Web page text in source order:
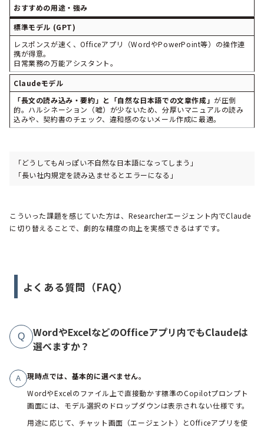
おすすめの用途・強み
標準モデル (GPT)
レスポンスが速く、Officeアプリ（WordやPowerPoint等）の操作連
携が得意。
日常業務の万能アシスタント。
Claudeモデル
「長文の読み込み・要約」と「自然な日本語での文章作成」が圧倒
的。ハルシネーション（嘘）が少ないため、分厚いマニュアルの読み
込みや、契約書のチェック、違和感のないメール作成に最適。
「どうしてもAIっぽい不自然な日本語になってしまう」
「長い社内規定を読み込ませるとエラーになる」
こういった課題を感じていた方は、Researcherエージェント内でClaude
に切り替えることで、劇的な精度の向上を実感できるはずです。
よくある質問（FAQ）
Q
WordやExcelなどのOfficeアプリ内でもClaudeは
選べますか？
A
現時点では、基本的に選べません。
WordやExcelのファイル上で直接動かす標準のCopilotプロンプト
画面には、モデル選択のドロップダウンは表示されない仕様です。
用途に応じて、チャット画面（エージェント）とOfficeアプリを使